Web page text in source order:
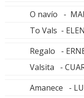
O navío -
To Vals -
Regalo -
Valsita -
Amanece -